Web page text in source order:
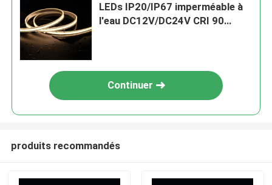
LEDs IP20/IP67 imperméable à
l'eau DC12V/DC24V CRI 90
Continuer
produits recommandés